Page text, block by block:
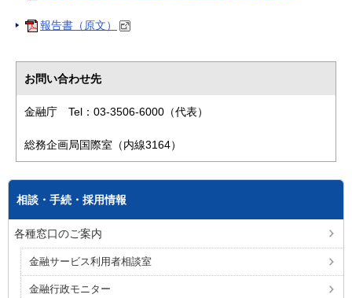
報告書（原文）
お問い合わせ先
金融庁 Tel：03-3506-6000（代表）
総務企画局国際室（内線3164）
相談・手続・採用情報
各種窓口のご案内
金融サービス利用者相談室
金融行政モニター